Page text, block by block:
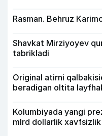
Rasman. Behruz
Shavkat Mirziyoyev
tabrikladi
Original atirni
beradigan oltita
Kolumbiyada yangi
mlrd dollarlik